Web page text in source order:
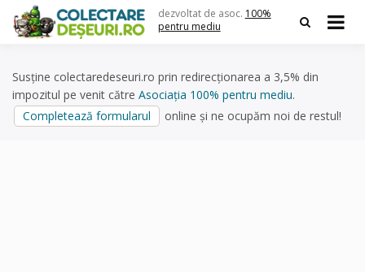
content
dezvoltat de asoc. 100%
pentru mediu
Susține colectaredeseuri.ro prin redirecționarea a 3,5% din
impozitul pe venit către Asociația 100% pentru mediu.
Completează formularul
online și ne ocupăm noi de restul!